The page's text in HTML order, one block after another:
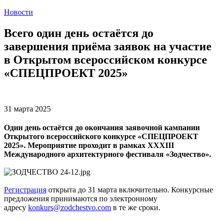
Новости
Всего один день остаётся до
завершения приёма заявок на участие
в Открытом всероссийском конкурсе
«СПЕЦПРОЕКТ 2025»
31 марта 2025
Один день остаётся до окончания заявочной кампании
Открытого всероссийского конкурсе «СПЕЦПРОЕКТ
2025». Мероприятие проходит в рамках XXXIII
Международного архитектурного фестиваля «Зодчество».
Регистрация открыта до 31 марта включительно. Конкурсные
предложения принимаются по электронному
адресу konkurs@zodchestvo.com в те же сроки.